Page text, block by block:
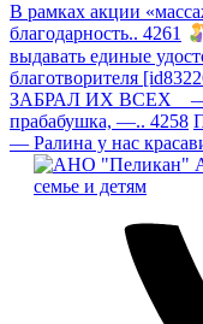
В рамках акции
благодарность.. 4261
выдавать единые
благотворителя
ЗАБРАЛ ИХ ВСЕХ —
прабабушка, —.. 4258
— Ралина у нас
семье и детям